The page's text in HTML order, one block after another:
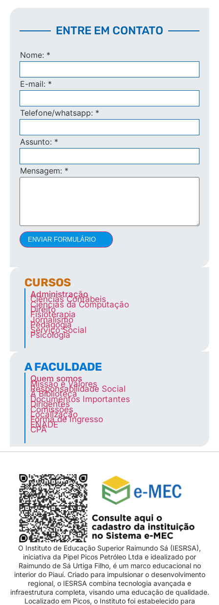
ENTRE EM CONTATO
Nome: *
E-mail: *
Telefone/whatsapp: *
Assunto: *
Mensagem: *
ENVIAR FORMULÁRIO
CURSOS
Administração
Ciências Contábeis
Ciências da Computação
Direito
Fisioterapia
Jornalismo
Pedagogia
Serviço Social
Psicologia
A FACULDADE
Quem somos
Missão e Valores
Responsabilidade Social
A Biblioteca
Documentos Importantes
Dirigentes
Comissões
Localização
Forma de Ingresso
ENADE
CPA
O Instituto de Educação Superior Raimundo Sá (IESRSA),
iniciativa da Pipel Picos Petróleo Ltda e idealizado por
Raimundo de Sá Urtiga Filho, é um marco educacional no
interior do Piauí. Criado para impulsionar o desenvolvimento
regional, o IESRSA combina tecnologia avançada e
infraestrutura completa, visando uma educação de qualidade.
Localizado em Picos, o Instituto foi estabelecido para